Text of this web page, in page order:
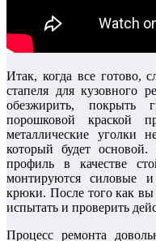
Итак, когда все готово,
стапеля для кузовного
обезжирить, покрыть
порошковой краской
металлические уголки
который будет основой.
профиль в качестве
монтируются силовые
крюки. После того как вы
испытать и проверить
Процесс ремонта